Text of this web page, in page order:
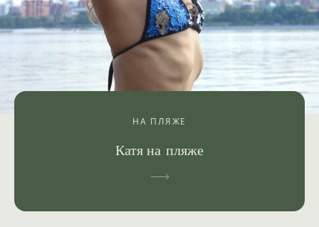
НА ПЛЯЖЕ
Катя на пляже